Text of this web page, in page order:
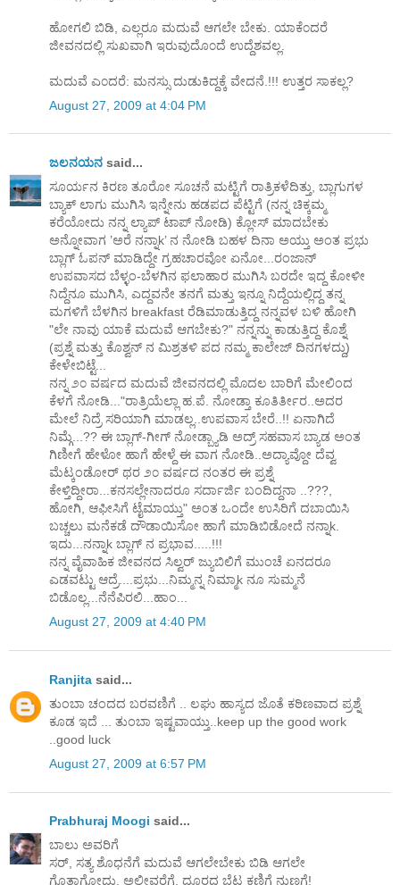
ಹೋಗಲಿ ಬಿಡಿ, ಎಲ್ಲರೂ ಮದುವೆ ಆಗಲೇ ಬೇಕು. ಯಾಕೆ೦ದರೆ
ಜೀವನದಲ್ಲಿ ಸುಖವಾಗಿ ಇರುವುದೊ೦ದೆ ಉದ್ದೆಶವಲ್ಲ.
ಮದುವೆ ಎ೦ದರೆ: ಮನಸ್ಸು ದುಡುಕಿದ್ದಕ್ಕೆ ವೇದನೆ.!!! ಉತ್ತರ ಸಾಕಲ್ಲ?
August 27, 2009 at 4:04 PM
ಜಲನಯನ said...
ಸೂರ್ಯನ ಕಿರಣ ತೂರೋ ಸೂಚನೆ ಮಟ್ಟಿಗೆ ರಾತ್ರಿಕಳೆದಿತ್ತು, ಬ್ಲಾಗುಗಳ
ಬ್ಯಾಕ್ ಲಾಗು ಮುಗಿಸಿ ಇನ್ನೇನು ಹಡಪದ ಪೆಟ್ಟಿಗೆ (ನನ್ನ ಚಿಕ್ಕಮ್ಮ
ಕರೆಯೋದು ನನ್ನ ಲ್ಯಾಪ್ ಟಾಪ್ ನೋಡಿ) ಕ್ಲೋಸ್ ಮಾದಬೇಕು
ಅನ್ನೋವಾಗ ’ಅರೆ ನನ್ನಾk’ ನ ನೋಡಿ ಬಹಳ ದಿನಾ ಅಯ್ತು ಅಂತ ಪ್ರಭು
ಬ್ಲಾಗ್ ಓಪನ್ ಮಾಡಿದ್ದೇ ಗ್ರಹಚಾರವೋ ಏನೋ...ರಂಜಾನ್
ಉಪವಾಸದ ಬೆಳ್ಳಂ-ಬೆಳಗಿನ ಫಲಾಹಾರ ಮುಗಿಸಿ ಬರದೇ ಇದ್ದ ಕೋಳೀ
ನಿದ್ದೆನೂ ಮುಗಿಸಿ, ಎದ್ದವನೇ ತನಗೆ ಮತ್ತು ಇನ್ನೂ ನಿದ್ದೆಯಲ್ಲಿದ್ದ ತನ್ನ
ಮಗಳಿಗೆ ಬೆಳಗಿನ breakfast ರೆಡಿಮಾಡುತ್ತಿದ್ದ ನನ್ನವಳ ಬಳಿ ಹೋಗಿ
"ಲೇ ನಾವು ಯಾಕೆ ಮದುವೆ ಆಗಬೇಕು?" ನನ್ನನ್ನು ಕಾಡುತ್ತಿದ್ದ ಕೊಶ್ನೆ
(ಪ್ರಶ್ನೆ ಮತ್ತು ಕೊಶ್ವನ್ ನ ಮಿಶ್ರತಳಿ ಪದ ನಮ್ಮ ಕಾಲೇಜ್ ದಿನಗಳದ್ದು)
ಕೇಳೇಬಿಟ್ಟೆ...
ನನ್ನ ೨೦ ವರ್ಷದ ಮದುವೆ ಜೀವನದಲ್ಲಿ ಮೊದಲ ಬಾರಿಗೆ ಮೇಲಿಂದ
ಕೆಳಗೆ ನೋಡಿ..."ರಾತ್ರಿಯೆಲ್ಲಾ ಹ.ಪೆ. ನೋಡ್ತಾ ಕೂತಿರ್ತೀರ..ಅದರ
ಮೇಲೆ ನಿದ್ರೆ ಸರಿಯಾಗಿ ಮಾಡಲ್ಲ..ಉಪವಾಸ ಬೇರೆ..!! ಏನಾಗಿದೆ
ನಿಮ್ಗೆ...?? ಈ ಬ್ಲಾಗ್-ಗೀಗ್ ನೋಡ್ಬ್ಯಾಡಿ ಅದ್ರ್ ಸಹವಾಸ ಬ್ಯಾಡ ಅಂತ
ಗಿಣೀಗೆ ಹೇಳೋ ಹಾಗೆ ಹೇಳ್ದೆ ಈ ವಾಗ ನೋಡಿ..ಅದ್ಯಾವ್ದೋ ದೆವ್ವ
ಮೆಟ್ಕಂಡೋರ್ ಥರ ೨೦ ವರ್ಷದ ನಂತರ ಈ ಪ್ರಶ್ನೆ
ಕೇಳ್ತಿದ್ದೀರಾ...ಕನಸಲ್ಲೇನಾದರೂ ಸರ್ದಾರ್ಜಿ ಬಂದಿದ್ದನಾ ..???,
ಹೋಗಿ, ಆಫೀಸಿಗೆ ಟೈಮಾಯ್ತು" ಅಂತ ಒಂದೇ ಉಸಿರಿಗೆ ದಬಾಯಿಸಿ
ಬಚ್ಚಲು ಮನೆಕಡೆ ದೌಡಾಯಿಸೋ ಹಾಗೆ ಮಾಡಿಬಿಡೋದೆ ನನ್ನಾk.
ಇದು...ನನ್ನಾk ಬ್ಲಾಗ್ ನ ಪ್ರಭಾವ.....!!!
ನನ್ನ ವೈವಾಹಿಕ ಜೀವನದ ಸಿಲ್ವರ್ ಜ್ಯುಬಿಲಿಗೆ ಮುಂಚೆ ಏನದರೂ
ಎಡವಟ್ಟು ಆದ್ರೆ....ಪ್ರಭು...ನಿಮ್ಮನ್ನ ನಿಮ್ಮಾk ನೂ ಸುಮ್ಮನೆ
ಬಿಡೊಲ್ಲ...ನೆನೆಪಿರಲಿ...ಹಾಂ...
August 27, 2009 at 4:40 PM
Ranjita said...
ತುಂಬಾ ಚಂದದ ಬರವಣಿಗೆ .. ಲಘು ಹಾಸ್ಯದ ಜೊತೆ ಕಠಿಣವಾದ ಪ್ರಶ್ನೆ
ಕೂಡ ಇದೆ ... ತುಂಬಾ ಇಷ್ಟವಾಯ್ತು..keep up the good work
..good luck
August 27, 2009 at 6:57 PM
Prabhuraj Moogi said...
ಬಾಲು ಅವರಿಗೆ
ಸರ್, ಸತ್ಯ ಶೊಧನೆಗೆ ಮದುವೆ ಆಗಲೇಬೇಕು ಬಿಡಿ ಆಗಲೇ
ಗೊತ್ತಾಗೋದು. ಅಲ್ಲೀವರೆಗೆ, ದೂರದ ಬೆಟ್ಟ ಕಣ್ಣಿಗೆ ನುಣ್ಣಗೆ!